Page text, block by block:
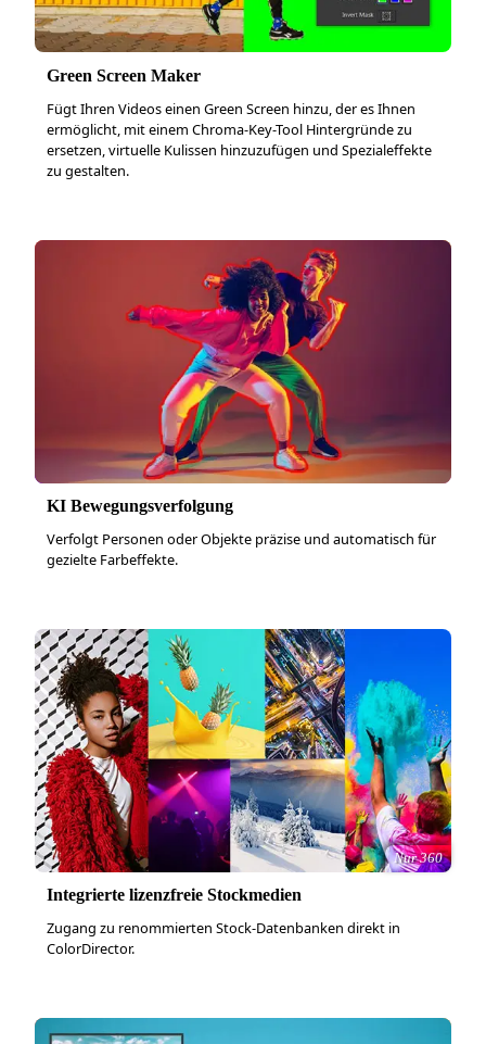
Green Screen Maker
Fügt Ihren Videos einen Green Screen hinzu, der es Ihnen
ermöglicht, mit einem Chroma-Key-Tool Hintergründe zu
ersetzen, virtuelle Kulissen hinzuzufügen und Spezialeffekte
zu gestalten.
KI Bewegungsverfolgung
Verfolgt Personen oder Objekte präzise und automatisch für
gezielte Farbeffekte.
Nur 360
Integrierte lizenzfreie Stockmedien
Zugang zu renommierten Stock-Datenbanken direkt in
ColorDirector.